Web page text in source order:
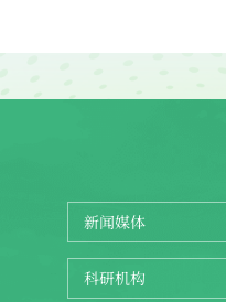
新闻媒体
科研机构